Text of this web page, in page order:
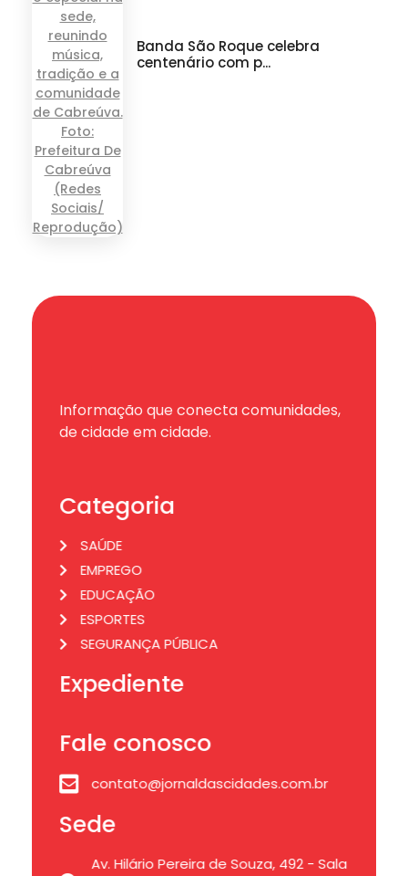
Banda São Roque celebra
centenário com p...
Informação que conecta comunidades,
de cidade em cidade.
Categoria
SAÚDE
EMPREGO
EDUCAÇÃO
ESPORTES
SEGURANÇA PÚBLICA
Expediente
Fale conosco
contato@jornaldascidades.com.br
Sede
Av. Hilário Pereira de Souza, 492 - Sala